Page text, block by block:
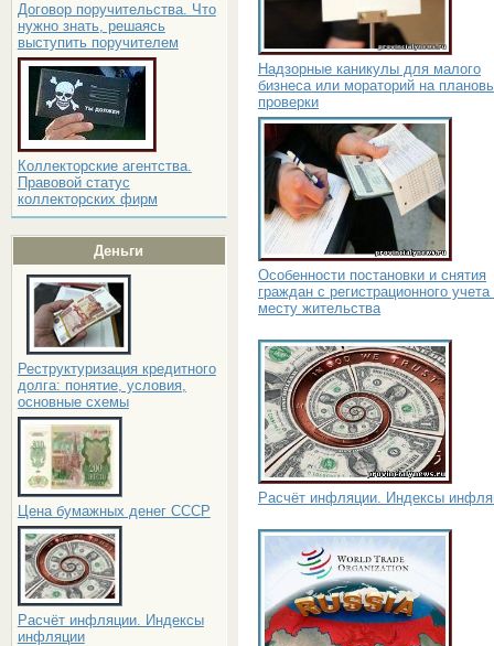
Договор поручительства. Что
нужно знать, решаясь
выступить поручителем
Коллекторские агентства.
Правовой статус
коллекторских фирм
Деньги
Реструктуризация кредитного
долга: понятие, условия,
основные схемы
Цена бумажных денег СССР
Расчёт инфляции. Индексы
инфляции
Надзорные каникулы для малого
бизнеса или мораторий на
проверки
Особенности постановки и снятия
граждан с регистрационного учета
месту жительства
Расчёт инфляции. Индексы